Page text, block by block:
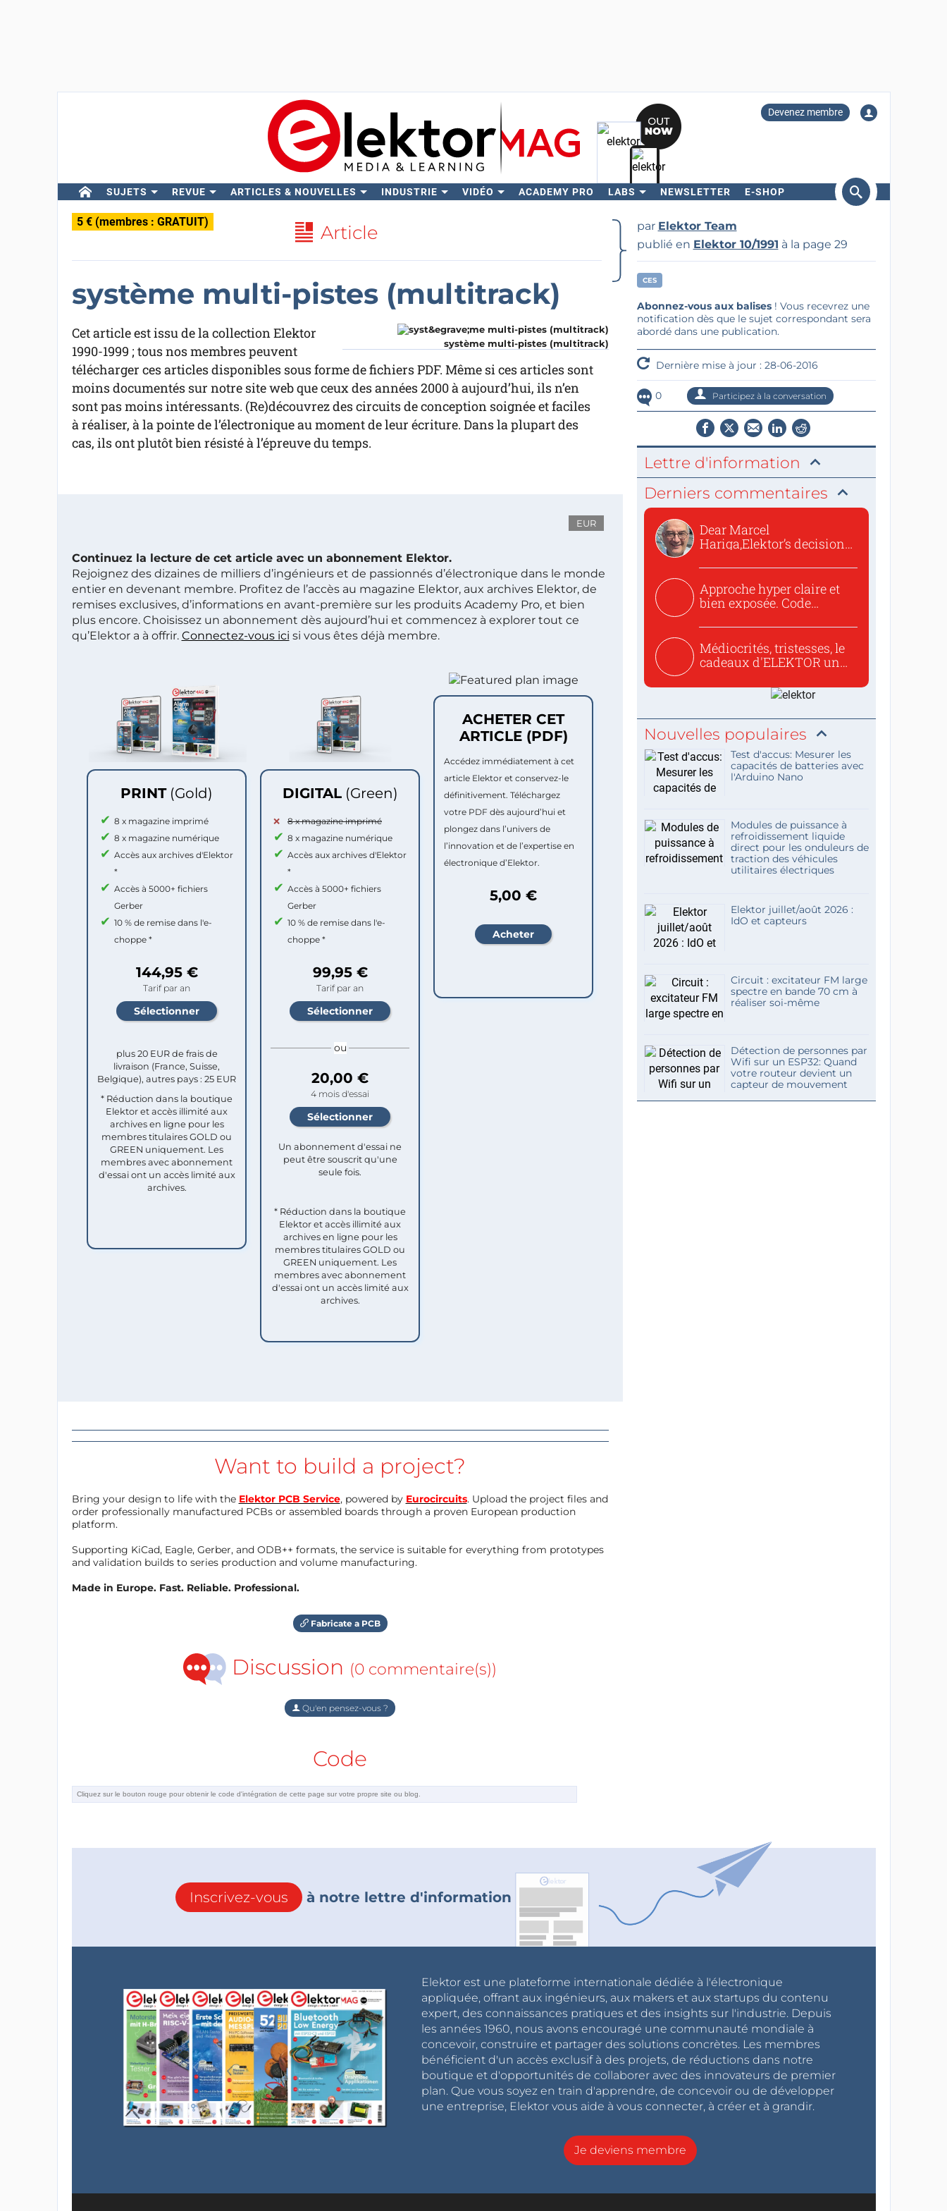
Devenez membre
SUJETS REVUE ARTICLES & NOUVELLES INDUSTRIE VIDÉO ACADEMY PRO LABS NEWSLETTER E-SHOP
Rechercher
5 € (membres : GRATUIT) Article
système multi-pistes (multitrack)
système multi-pistes (multitrack)
Cet article est issu de la collection Elektor
1990-1999 ; tous nos membres peuvent
télécharger ces articles disponibles sous forme de fichiers PDF. Même si ces articles sont
moins documentés sur notre site web que ceux des années 2000 à aujourd’hui, ils n’en
sont pas moins intéressants. (Re)découvrez des circuits de conception soignée et faciles
à réaliser, à la pointe de l’électronique au moment de leur écriture. Dans la plupart des
cas, ils ont plutôt bien résisté à l’épreuve du temps.
EUR
Continuez la lecture de cet article avec un abonnement Elektor.
Rejoignez des dizaines de milliers d’ingénieurs et de passionnés d’électronique dans le monde
entier en devenant membre. Profitez de l’accès au magazine Elektor, aux archives Elektor, de
remises exclusives, d’informations en avant-première sur les produits Academy Pro, et bien
plus encore. Choisissez un abonnement dès aujourd’hui et commencez à explorer tout ce
qu’Elektor a à offrir. Connectez-vous ici si vous êtes déjà membre.
PRINT (Gold)
8 x magazine imprimé
8 x magazine numérique
Accès aux archives d'Elektor
*
Accès à 5000+ fichiers
Gerber
10 % de remise dans l'e-
choppe *
144,95 €
Tarif par an
plus 20 EUR de frais de
livraison (France, Suisse,
Belgique), autres pays : 25 EUR
* Réduction dans la boutique
Elektor et accès illimité aux
archives en ligne pour les
membres titulaires GOLD ou
GREEN uniquement. Les
membres avec abonnement
d'essai ont un accès limité aux
archives.
DIGITAL (Green)
8 x magazine imprimé
8 x magazine numérique
Accès aux archives d'Elektor
*
Accès à 5000+ fichiers
Gerber
10 % de remise dans l'e-
choppe *
99,95 €
Tarif par an
ou
20,00 €
4 mois d'essai
Un abonnement d'essai ne
peut être souscrit qu'une
seule fois.​
* Réduction dans la boutique
Elektor et accès illimité aux
archives en ligne pour les
membres titulaires GOLD ou
GREEN uniquement. Les
membres avec abonnement
d'essai ont un accès limité aux
archives.
ACHETER CET
ARTICLE (PDF)
Accédez immédiatement à cet
article Elektor et conservez-le
définitivement. Téléchargez
votre PDF dès aujourd’hui et
plongez dans l’univers de
l’innovation et de l’expertise en
électronique d’Elektor.
5,00 €
Want to build a project?
Bring your design to life with the Elektor PCB Service, powered by Eurocircuits. Upload the project files and
order professionally manufactured PCBs or assembled boards through a proven European production
platform.
Supporting KiCad, Eagle, Gerber, and ODB++ formats, the service is suitable for everything from prototypes
and validation builds to series production and volume manufacturing.
Made in Europe. Fast. Reliable. Professional.
Fabricate a PCB
Discussion (0 commentaire(s))
Qu'en pensez-vous ?
Code
par Elektor Team
publié en Elektor 10/1991 à la page 29
CES
Abonnez-vous aux balises! Vous recevrez une
notification dès que le sujet correspondant sera
abordé dans une publication.
Dernière mise à jour : 28-06-2016
0 Participez à la conversation
Lettre d'information
Derniers commentaires
Dear Marcel
Hariga,Elektor’s decision
Approche hyper claire et
bien exposée. Code
Médiocrités, tristesses, le
cadeaux d'ELEKTOR un
Nouvelles populaires
Test d'accus: Mesurer les
capacités de batteries avec
l'Arduino Nano
Modules de puissance à
refroidissement liquide
direct pour les onduleurs de
traction des véhicules
utilitaires électriques
Elektor juillet/août 2026 :
IdO et capteurs
Circuit : excitateur FM large
spectre en bande 70 cm à
réaliser soi-même
Détection de personnes par
Wifi sur un ESP32: Quand
votre routeur devient un
capteur de mouvement
Inscrivez-vous à notre lettre d'information
Elektor est une plateforme internationale dédiée à l'électronique
appliquée, offrant aux ingénieurs, aux makers et aux startups du contenu
expert, des connaissances pratiques et des insights sur l'industrie. Depuis
les années 1960, nous avons encouragé une communauté mondiale à
concevoir, construire et partager des solutions concrètes. Les membres
bénéficient d'un accès exclusif à des projets, de réductions dans notre
boutique et d'opportunités de collaborer avec des innovateurs de premier
plan. Que vous soyez en train d'apprendre, de concevoir ou de développer
une entreprise, Elektor vous aide à vous connecter, à créer et à grandir.
Je deviens membre